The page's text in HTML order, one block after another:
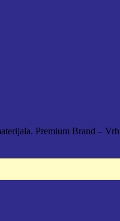
Premium Brand –